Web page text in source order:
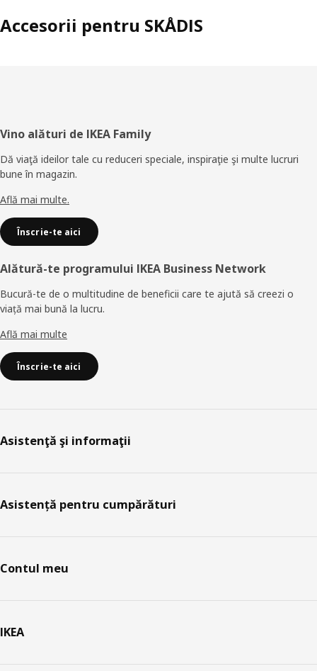
Accesorii pentru SKÅDIS
Subsol
Vino alături de IKEA Family
Dă viaţă ideilor tale cu reduceri speciale, inspiraţie şi multe lucruri
bune în magazin.
Află mai multe.
Înscrie-te aici
Alătură-te programului IKEA Business Network
Bucură-te de o multitudine de beneficii care te ajută să creezi o
viață mai bună la lucru.
Află mai multe
Înscrie-te aici
Asistenţă şi informaţii
Asistență pentru cumpărături
Contul meu
IKEA